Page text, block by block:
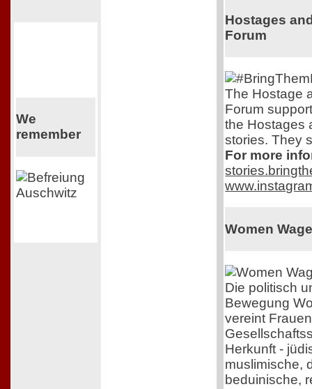
We
remember
Hostages
Forum
The Hostage
Forum
the Hostages
stories. They
For more
Women
Die politisch
Bewegung
vereint
Herkunft -
muslimische,
beduinische,